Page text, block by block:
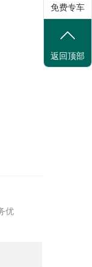
优
免费专车
返回顶部